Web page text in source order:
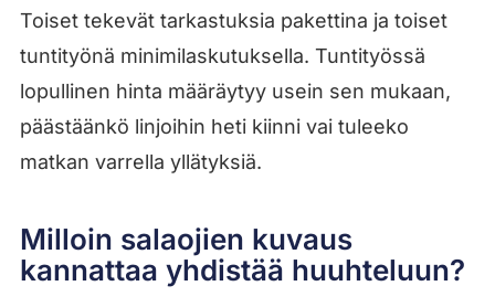
Toiset tekevät tarkastuksia pakettina ja toiset
tuntityönä minimilaskutuksella. Tuntityössä
lopullinen hinta määräytyy usein sen mukaan,
päästäänkö linjoihin heti kiinni vai tuleeko
matkan varrella yllätyksiä.
Milloin salaojien kuvaus
kannattaa yhdistää huuhteluun?